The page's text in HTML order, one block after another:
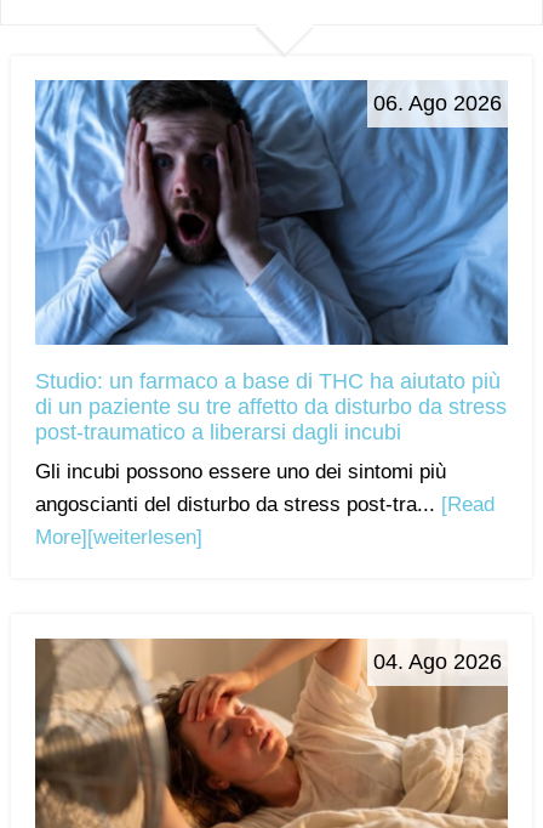
06. Ago 2026
Studio: un farmaco a base di THC ha aiutato più
di un paziente su tre affetto da disturbo da stress
post-traumatico a liberarsi dagli incubi
Gli incubi possono essere uno dei sintomi più
angoscianti del disturbo da stress post-tra... [Read
More] [weiterlesen]
04. Ago 2026